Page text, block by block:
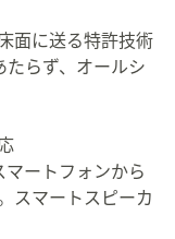
面に送る特許技術
らず、オールシ
ートフォンから
スマートスピーカ